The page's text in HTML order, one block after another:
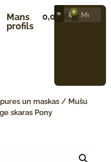
Mans
profils
0,00 € 0
un maskas / Mušu
skaras Pony